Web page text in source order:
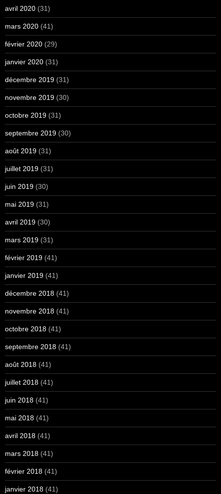
avril 2020 (31)
mars 2020 (41)
février 2020 (29)
janvier 2020 (31)
décembre 2019 (31)
novembre 2019 (30)
octobre 2019 (31)
septembre 2019 (30)
août 2019 (31)
juillet 2019 (31)
juin 2019 (30)
mai 2019 (31)
avril 2019 (30)
mars 2019 (31)
février 2019 (41)
janvier 2019 (41)
décembre 2018 (41)
novembre 2018 (41)
octobre 2018 (41)
septembre 2018 (41)
août 2018 (41)
juillet 2018 (41)
juin 2018 (41)
mai 2018 (41)
avril 2018 (41)
mars 2018 (41)
février 2018 (41)
janvier 2018 (41)